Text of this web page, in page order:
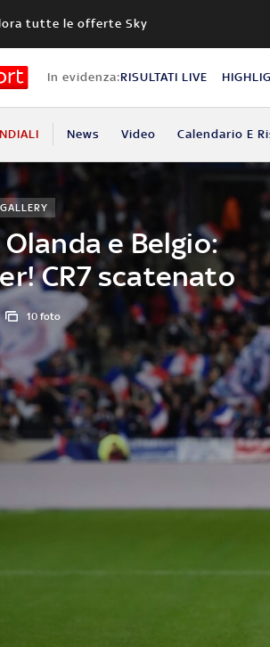
tutte le offerte Sky
In evidenza:RISULTATI LIVE
News Video Calendario E
Olanda e Belgio:
CR7 scatenato
10 foto